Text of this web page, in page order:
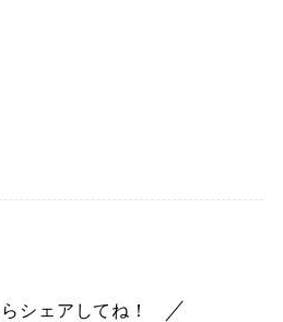
シェアしてね！